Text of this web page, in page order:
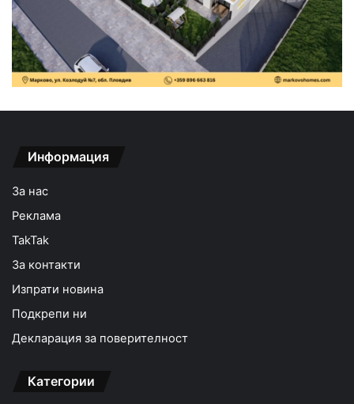
Информация
За нас
Реклама
TakTak
За контакти
Изпрати новина
Подкрепи ни
Декларация за поверителност
Категории